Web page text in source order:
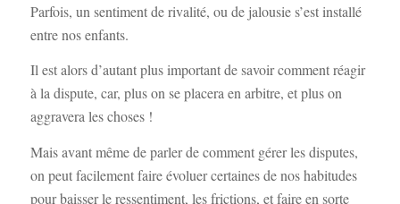
Parfois, un sentiment de rivalité, ou de jalousie s’est installé
entre nos enfants.
Il est alors d’autant plus important de savoir comment réagir
à la dispute, car, plus on se placera en arbitre, et plus on
aggravera les choses !
Mais avant même de parler de comment gérer les disputes,
on peut facilement faire évoluer certaines de nos habitudes
pour baisser le ressentiment, les frictions, et faire en sorte